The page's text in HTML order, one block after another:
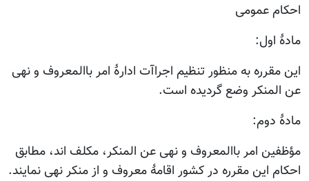
احکام عمومی
مادۀ اول:
این مقرره به منظور تنظیم اجراآت ادارۀ امر باالمعروف و نهی
عن المنکر وضع گردیده است.
مادۀ دوم:
مؤظفین امر باالمعروف و نهی عن المنکر، مکلف اند، مطابق
احکام این مقرره در کشور اقامۀ معروف و از منکر نهی نمایند.